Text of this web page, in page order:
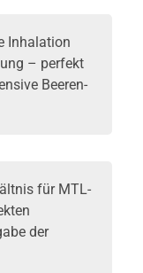
Inhalation
– perfekt
Beeren-
für MTL-
der